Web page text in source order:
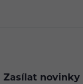
Zasílat novinky